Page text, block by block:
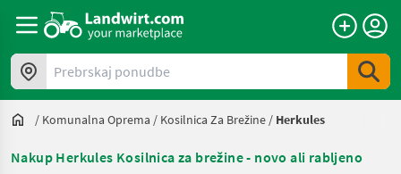
Prebrskaj ponudbe
/ Komunalna Oprema / Kosilnica Za Brežine / Herkules
Nakup Herkules Kosilnica za brežine - novo ali rabljeno